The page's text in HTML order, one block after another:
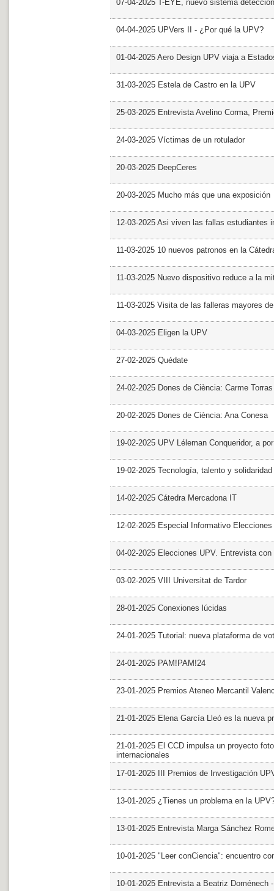
07-04-2025 T-EYE, nuevo sistema
04-04-2025 UPVers II - ¿Por qué la UPV?
01-04-2025 Aero Design UPV viaja a
31-03-2025 Estela de Castro en la UPV
25-03-2025 Entrevista Avelino Corma,
24-03-2025 Víctimas de un rotulador
20-03-2025 DeepCeres
20-03-2025 Mucho más que una exposición
12-03-2025 Asi viven las fallas estudiantes
11-03-2025 10 nuevos patronos en la
11-03-2025 Nuevo dispositivo reduce a la
11-03-2025 Visita de las falleras mayores
04-03-2025 Eligen la UPV
27-02-2025 Quédate
24-02-2025 Dones de Ciència: Carme Torras
20-02-2025 Dones de Ciència: Ana Conesa
19-02-2025 UPV Léleman Conqueridor, a
19-02-2025 Tecnología, talento y
14-02-2025 Cátedra Mercadona IT
12-02-2025 Especial Informativo Elecciones
04-02-2025 Elecciones UPV. Entrevista con
03-02-2025 VIII Universitat de Tardor
28-01-2025 Conexiones lúcidas
24-01-2025 Tutorial: nueva plataforma de
24-01-2025 PAM!PAM!24
23-01-2025 Premios Ateneo Mercantil
21-01-2025 Elena García Lleó es la nueva
21-01-2025 El CCD impulsa un proyecto
internacionales
17-01-2025 III Premios de Investigación
13-01-2025 ¿Tienes un problema en la
13-01-2025 Entrevista Marga Sánchez
10-01-2025 "Leer conCiencia": encuentro
10-01-2025 Entrevista a Beatriz Doménech